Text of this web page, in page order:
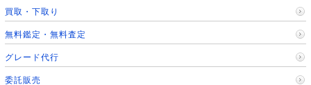
買取・下取り
無料鑑定・無料査定
グレード代行
委託販売